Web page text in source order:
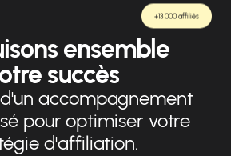
+13 000 affiliés
ensemble
succès
accompagnement
pour optimiser votre
d'affiliation.